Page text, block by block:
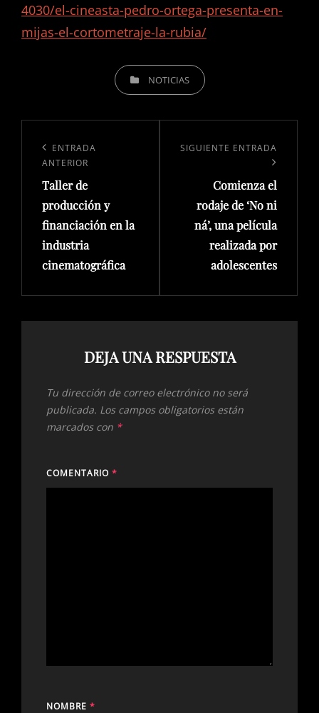
4030/el-cineasta-pedro-ortega-presenta-en-
mijas-el-cortometraje-la-rubia/
NOTICIAS
ENTRADA
ANTERIOR
Taller de
producción y
financiación en la
industria
cinematográfica
SIGUIENTE ENTRADA
Comienza el
rodaje de ‘No ni
ná’, una película
realizada por
adolescentes
DEJA UNA RESPUESTA
Tu dirección de correo electrónico no será
publicada. Los campos obligatorios están
marcados con *
COMENTARIO *
NOMBRE *